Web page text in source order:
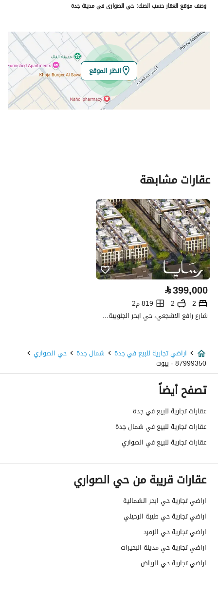
الرقم الاضافي
5687
خط العرض
21.787044464350025
خط الطول
39.10609943927148
نوع الإعلان
للبيع
السعر
المساحة
997.76
عدد الغرف
-
خدمات العقار
كهرباء
نعم
صرف صحي
هاتف
نعم
تفاصيل اضافية
عمر العقار
-
عرض الشارع
رقم المخطط
رقم صك الملكية
760002831354
واجهة العقار
جنوبية شرقية
حدود واطوال العقار
-
الضمانات والمدة
-
قنوات الاعلان
هل يوجد اي التزام على
العقار ؟
لا يوجد
مطابقة لكود البناء -
وصف موقع العقار حسب الصك: حي الصوارى في مدينة جدة
انظر الموقع
عقارات مشابهة
⃁399,000
2
2
819 م2
شارع رافع الاشجعي، حي ابحر الجنوبية، شمال جدة، جدة
اراضي تجارية للبيع في جدة شمال جدة حي الصواري
87999350 - بيوت
تصفح أيضاً
عقارات تجارية للبيع في جدة
عقارات تجارية للبيع في شمال جدة
عقارات تجارية للبيع في الصواري
عقارات قريبة من حي الصواري
اراضي تجارية حي ابحر الشمالية
اراضي تجارية حي طيبة الرحيلي
اراضي تجارية حي الزمرد
اراضي تجارية حي مدينة البحيرات
اراضي تجارية حي الرياض